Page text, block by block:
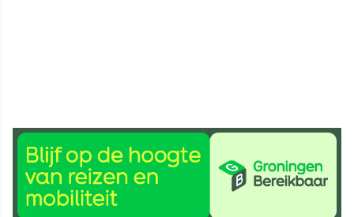
2 jun 2022, 10:36
Delen